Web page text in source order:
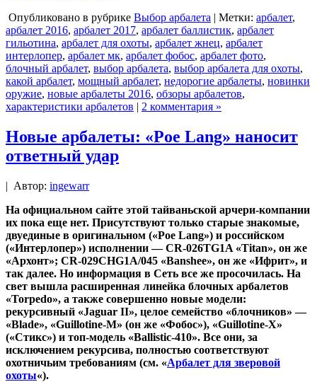
Опубликовано в рубрике Выбор арбалета | Метки: арбалет,
арбалет 2016, арбалет 2017, арбалет баллистик, арбалет
гильотина, арбалет для охоты, арбалет жнец, арбалет
интерлопер, арбалет мк, арбалет фобос, арбалет фото,
блочный арбалет, выбор арбалета, выбор арбалета для охоты,
какой арбалет, мощный арбалет, недорогие арбалеты, новинки
оружие, новые арбалеты 2016, обзоры арбалетов,
характеристики арбалетов | 2 комментария »
Новые арбалеты: «Poe Lang» наносит
ответный удар
| Автор: ingewarr
На официальном сайте этой тайваньской арчери-компании
их пока еще нет. Присутствуют только старые знакомые,
двуединые в оригинальном («Poe Lang») и российском
(«Интерлопер») исполнении — CR-026TG1A «Titan», он же
«Архонт»; CR-029CHG1A/045 «Banshee», он же «Ифрит», и
так далее. Но информация в Сеть все же просочилась. На
свет вышла расширенная линейка блочных арбалетов
«Torpedo», а также совершенно новые модели:
рекурсивный «Jaguar II», целое семейство «блочников» —
«Blade», «Guillotine-M» (он же «Фобос»), «Guillotine-X»
(«Стикс») и топ-модель «Ballistic-410». Все они, за
исключением рекурсива, полностью соответствуют
охотничьим требованиям (см. «Арбалет для зверовой
охоты«).